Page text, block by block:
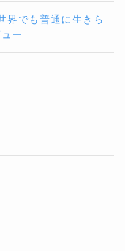
界でも普通に生きら
ー